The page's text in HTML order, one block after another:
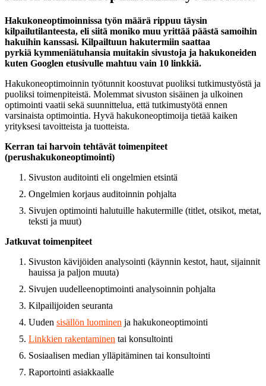
Hakukoneoptimoinnissa työn määrä rippuu täysin
kilpailutilanteesta, eli siitä moniko muu yrittää päästä samoihin
hakuihin kanssasi. Kilpailtuun hakutermiin saattaa
pyrkiä kymmeniätuhansia muitakin sivustoja ja hakukoneiden
kuten Googlen etusivulle mahtuu vain 10 linkkiä.
Hakukoneoptimoinnin työtunnit koostuvat puoliksi tutkimustyöstä ja
puoliksi toimenpiteistä. Molemmat sivuston sisäinen ja ulkoinen
optimointi vaatii sekä suunnittelua, että tutkimustyötä ennen
varsinaista optimointia. Hyvä hakukoneoptimoija tietää kaiken
yrityksesi tavoitteista ja tuotteista.
Kerran tai harvoin tehtävät toimenpiteet
(perushakukoneoptimointi)
Sivuston auditointi eli ongelmien etsintä
Ongelmien korjaus auditoinnin pohjalta
Sivujen optimointi halutuille hakutermille (titlet, otsikot, metat,
teksti ja muut)
Jatkuvat toimenpiteet
Sivuston kävijöiden analysointi (käynnin kestot, haut, sijainnit
hauissa ja paljon muuta)
Sivujen uudelleenoptimointi analysoinnin pohjalta
Kilpailijoiden seuranta
Uuden sisällön luominen ja hakukoneoptimointi
Linkkien rakentaminen tai konsultointi
Sosiaalisen median ylläpitäminen tai konsultointi
Raportointi asiakkaalle